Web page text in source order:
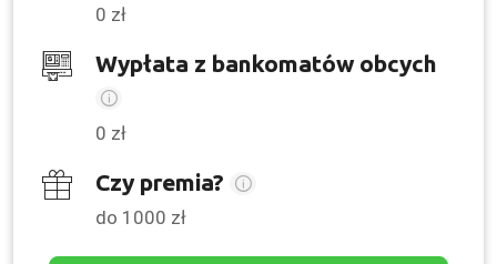
0 zł
Wypłata z bankomatów obcych
0 zł
Czy premia?
do 1000 zł